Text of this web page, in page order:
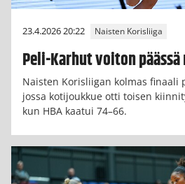
23.4.2026 20:22 Naisten Korisliiga
Peli-Karhut voiton
Naisten Korisliigan kolmas finaali
jossa kotijoukkue otti toisen
kun HBA kaatui 74–66.